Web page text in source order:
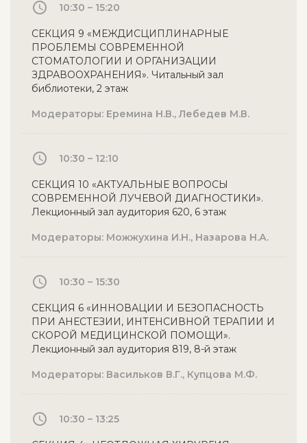
10:30 – 15:20
СЕКЦИЯ 9 «МЕЖДИСЦИПЛИНАРНЫЕ
ПРОБЛЕМЫ СОВРЕМЕННОЙ
СТОМАТОЛОГИИ И ОРГАНИЗАЦИИ
ЗДРАВООХРАНЕНИЯ». Читальный зал
библиотеки, 2 этаж
Модераторы: Еремина Н.В., Лебедев М.В.
10:30 – 12:10
СЕКЦИЯ 10 «АКТУАЛЬНЫЕ ВОПРОСЫ
СОВРЕМЕННОЙ ЛУЧЕВОЙ ДИАГНОСТИКИ».
Лекционный зал аудитория 620, 6 этаж
Модераторы: Можжухина И.Н., Назарова Н.А.
10:30 – 15:30
СЕКЦИЯ 6 «ИННОВАЦИИ И БЕЗОПАСНОСТЬ
ПРИ АНЕСТЕЗИИ, ИНТЕНСИВНОЙ ТЕРАПИИ И
СКОРОЙ МЕДИЦИНСКОЙ ПОМОЩИ».
Лекционный зал аудитория 819, 8-й этаж
Модераторы: Васильков В.Г., Купцова М.Ф.
10:30 – 13:25